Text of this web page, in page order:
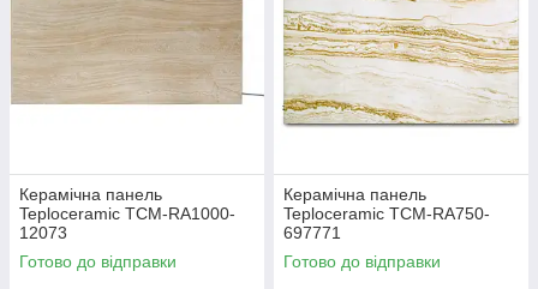
Керамічна панель
Teploceramic TCM-RA1000-
12073
Готово до відправки
Керамічна панель
Teploceramic TCM-RA750-
697771
Готово до відправки